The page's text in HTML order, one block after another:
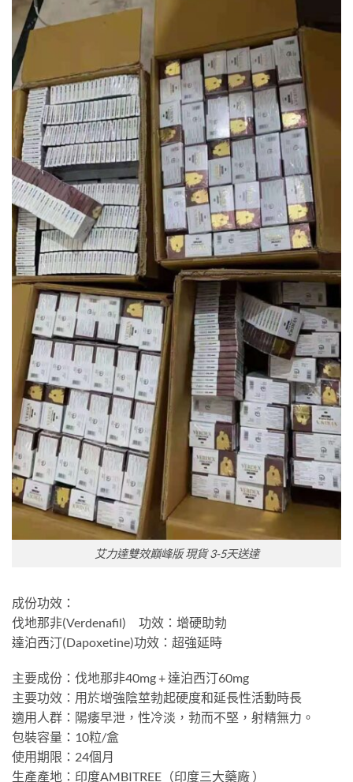
艾力達雙效巔峰版 現貨 3-5天送達
成份功效：
伐地那非(Verdenafil) 功效：增硬助勃
達泊西汀(Dapoxetine)功效：超強延時
主要成份：伐地那非40mg + 達泊西汀60mg
主要功效：用於增強陰莖勃起硬度和延長性活動時長
適用人群：陽痿早泄，性冷淡，勃而不堅，射精無力。
包裝容量：10粒/盒
使用期限：24個月
生產產地：印度AMBITREE（印度三大藥廠 ）